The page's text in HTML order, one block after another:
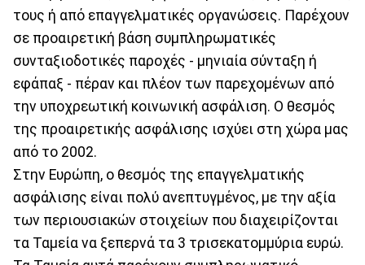
τους ή από επαγγελματικές οργανώσεις. Παρέχουν
σε προαιρετική βάση συμπληρωματικές
συνταξιοδοτικές παροχές - μηνιαία σύνταξη ή
εφάπαξ - πέραν και πλέον των παρεχομένων από
την υποχρεωτική κοινωνική ασφάλιση. Ο θεσμός
της προαιρετικής ασφάλισης ισχύει στη χώρα μας
από το 2002.
Στην Ευρώπη, ο θεσμός της επαγγελματικής
ασφάλισης είναι πολύ ανεπτυγμένος, με την αξία
των περιουσιακών στοιχείων που διαχειρίζονται
τα Ταμεία να ξεπερνά τα 3 τρισεκατομμύρια ευρώ.